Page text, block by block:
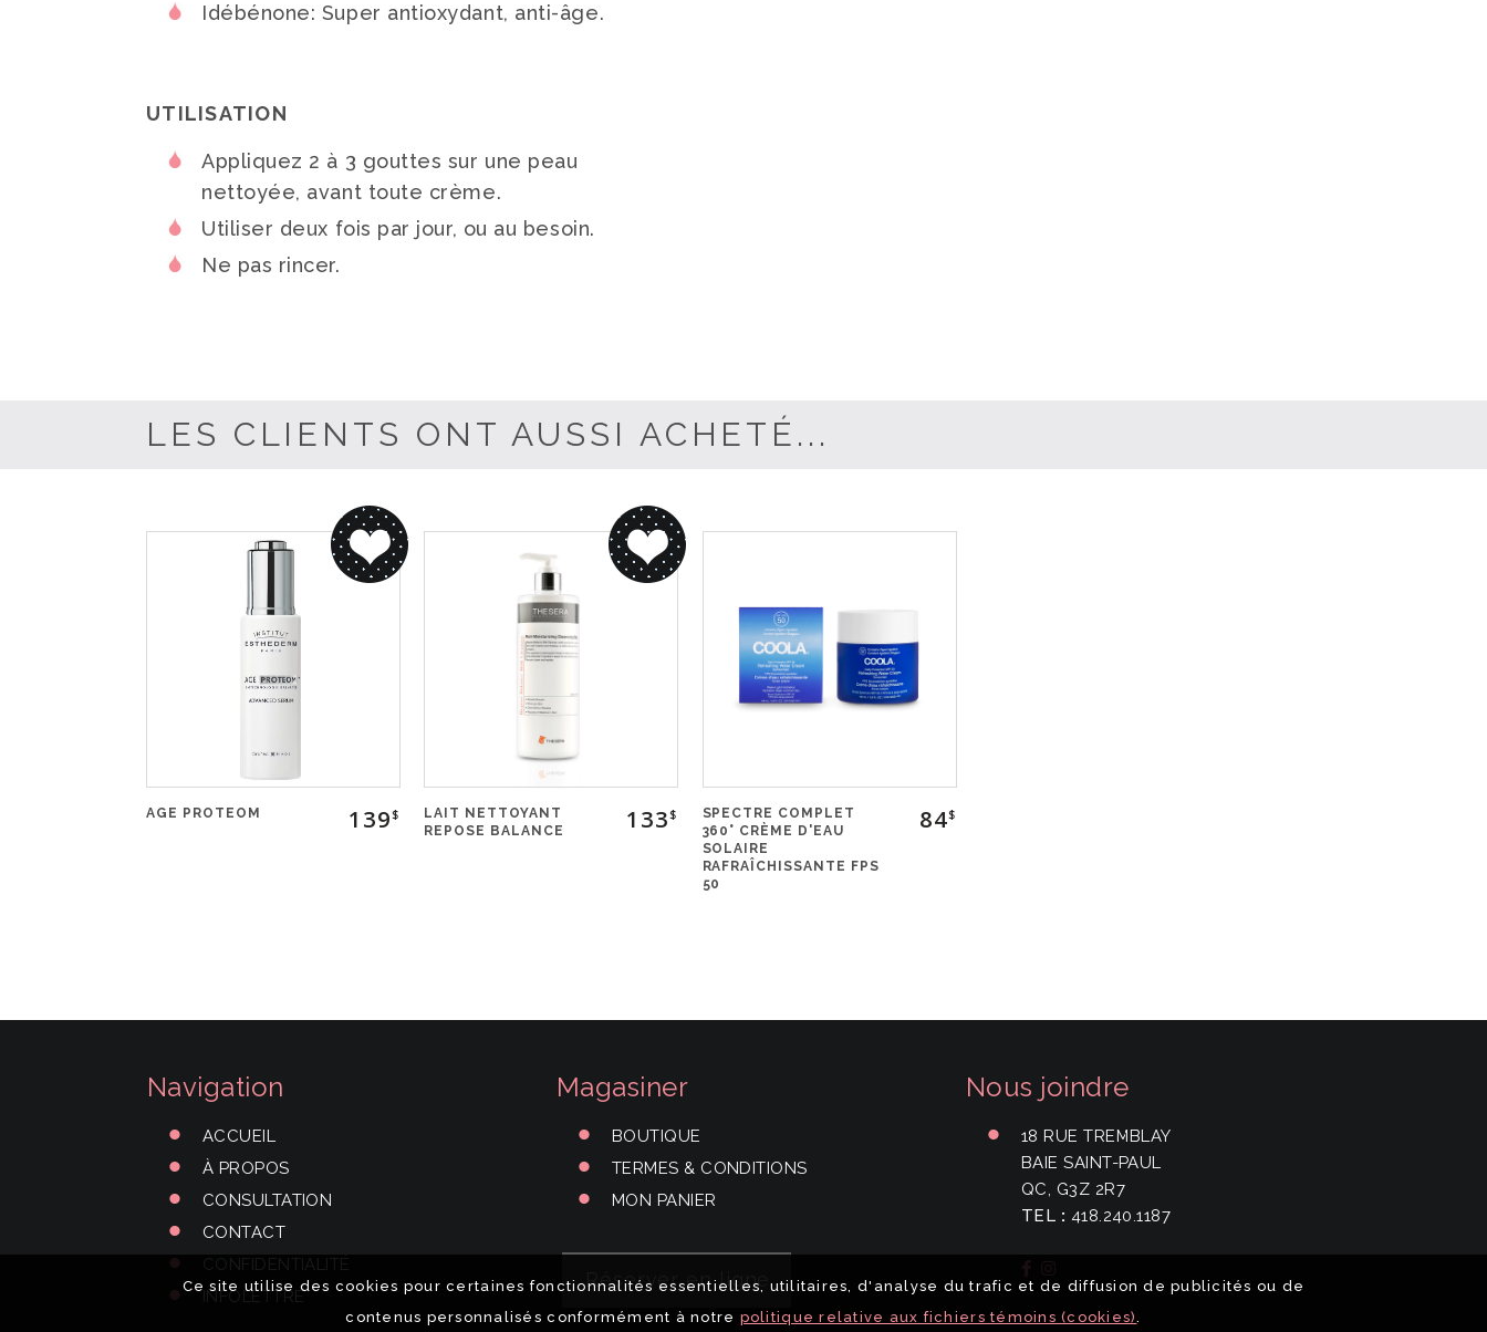
Ce site utilise des cookies pour certaines fonctionnalités essentielles, utilitaires, d'analyse du trafic et de diffusion de publicités ou de
contenus personnalisés conformément à notre politique relative aux fichiers témoins (cookies).
Idébénone: Super antioxydant, anti-âge.
UTILISATION
Appliquez 2 à 3 gouttes sur une peau
nettoyée, avant toute crème.
Utiliser deux fois par jour, ou au besoin.
Ne pas rincer.
LES CLIENTS ONT AUSSI ACHETÉ...
AGE PROTEOM 139$
LAIT NETTOYANT
REPOSE BALANCE
133$
SPECTRE COMPLET
360° CRÈME D'EAU
SOLAIRE
RAFRAÎCHISSANTE FPS
50
84$
Navigation
ACCUEIL
À PROPOS
CONSULTATION
CONTACT
INFOLETTRE
Magasiner
BOUTIQUE
TERMES & CONDITIONS
MON PANIER
Réserver en ligne
Nous joindre
18 RUE TREMBLAY
BAIE SAINT-PAUL
QC, G3Z 2R7
TEL : 418.240.1187